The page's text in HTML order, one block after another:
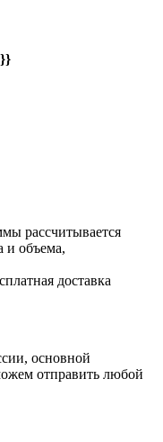
рассчитывается
и объема,
доставка
основной
отправить любой